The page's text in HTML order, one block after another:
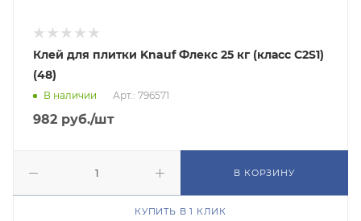
Клей для плитки Knauf Флекс 25 кг (класс C2S1)
(48)
В наличии Арт.: 796571
982 руб./шт
В КОРЗИНУ
КУПИТЬ В 1 КЛИК